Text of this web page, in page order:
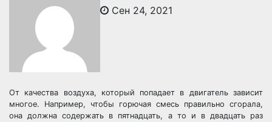
Сен 24, 2021
От качества воздуха, который попадает в двигатель зависит
многое. Например, чтобы горючая смесь правильно сгорала,
она должна содержать в пятнадцать, а то и в двадцать раз